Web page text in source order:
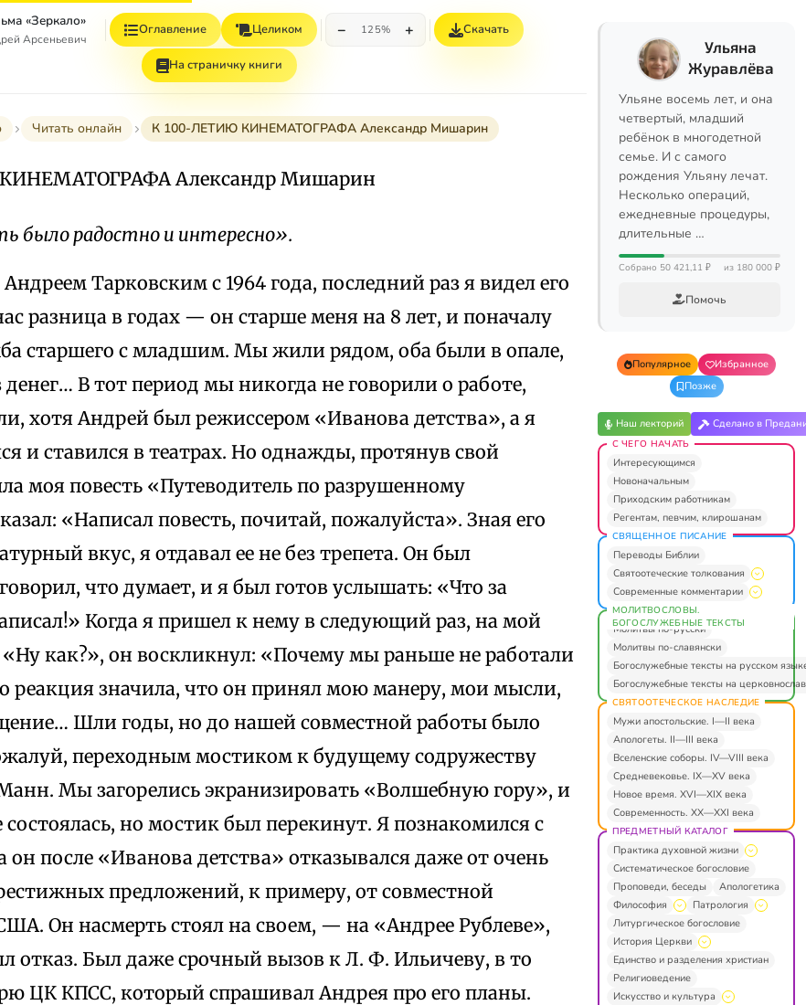
«Зеркало»
Арсеньевич
Оглавление Целиком − 125% + Скачать
На страничку книги
Читать онлайн К 100-ЛЕТИЮ КИНЕМАТОГРАФА Александр Мишарин
Александр Мишарин
было радостно и интересно».
Тарковским с 1964 года, последний раз я видел его
разница в годах — он старше меня на 8 лет, и поначалу
старшего с младшим. Мы жили рядом, оба были в опале,
денег… В тот период мы никогда не говорили о работе,
хотя Андрей был режиссером «Иванова детства», а я
и ставился в театрах. Но однажды, протянув свой
моя повесть «Путеводитель по разрушенному
«Написал повесть, почитай, пожалуйста». Зная его
вкус, я отдавал ее не без трепета. Он был
что думает, и я был готов услышать: «Что за
Когда я пришел к нему в следующий раз, на мой
как?», он воскликнул: «Почему мы раньше не работали
реакция значила, что он принял мою манеру, мои мысли,
Шли годы, но до нашей совместной работы было
переходным мостиком к будущему содружеству
Мы загорелись экранизировать «Волшебную гору», и
состоялась, но мостик был перекинут. Я познакомился с
он после «Иванова детства» отказывался даже от очень
предложений, к примеру, от совместной
Он насмерть стоял на своем, — на «Андрее Рублеве»,
отказ. Был даже срочный вызов к Л. Ф. Ильичеву, в то
ЦК КПСС, который спрашивал Андрея про его планы.
Ульяна
Журавлёва
Ульяне восемь лет, и она
четвертый, младший
ребёнок в многодетной
семье. И с самого
рождения Ульяну лечат.
Несколько операций,
ежедневные процедуры,
длительные …
Собрано 50 421,11 ₽ из 180 000 ₽
Помочь
Популярное
Избранное
Позже
Наш лекторий Сделано в
С ЧЕГО НАЧАТЬ
Интересующимся
Новоначальным
Приходским работникам
Регентам, певчим, клирошанам
СВЯЩЕННОЕ ПИСАНИЕ
Переводы Библии
Святоотеческие толкования
Современные комментарии
МОЛИТВОСЛОВЫ.
БОГОСЛУЖЕБНЫЕ ТЕКСТЫ
Молитвы по-русски
Молитвы по-славянски
Богослужебные тексты на русском
Богослужебные тексты на
СВЯТООТЕЧЕСКОЕ НАСЛЕДИЕ
Мужи апостольские. I—II века
Апологеты. II—III века
Вселенские соборы. IV—VIII века
Средневековье. IX—XV века
Новое время. XVI—XIX века
Современность. XX—XXI века
ПРЕДМЕТНЫЙ КАТАЛОГ
Практика духовной жизни
Систематическое богословие
Проповеди, беседы
Апологетика
Философия
Патрология
Литургическое богословие
История Церкви
Единство и разделения христиан
Религиоведение
Искусство и культура